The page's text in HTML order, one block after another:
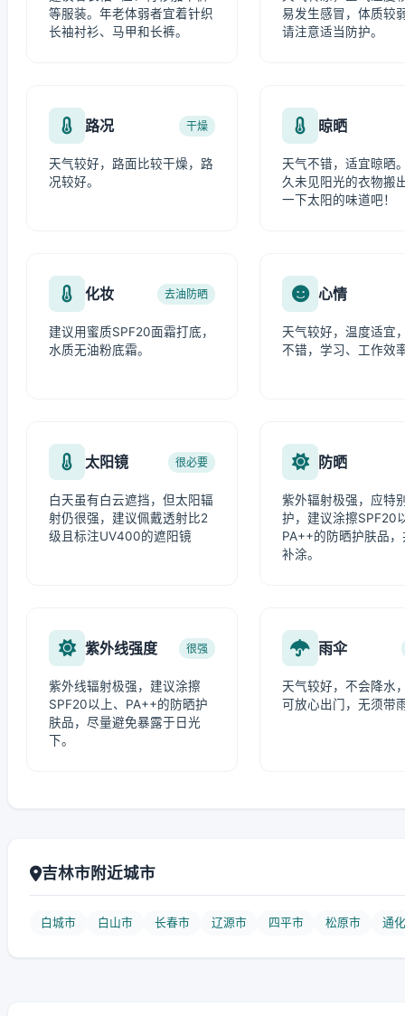
等服装。年老体弱者宜着针织
长袖衬衫、马甲和长裤。
易发生感冒，体质较
请注意适当防护。
路况 干燥
天气较好，路面比较干燥，路
况较好。
晾晒
天气不错，适宜晾晒
久未见阳光的衣物搬
一下太阳的味道吧！
化妆 去油防晒
建议用蜜质SPF20面霜打底，
水质无油粉底霜。
心情
天气较好，温度适宜
不错，学习、工作效
太阳镜 很必要
白天虽有白云遮挡，但太阳辐
射仍很强，建议佩戴透射比2
级且标注UV400的遮阳镜
防晒
紫外辐射极强，应特
护，建议涂擦SPF20
PA++的防晒护肤品
补涂。
紫外线强度 很强
紫外线辐射极强，建议涂擦
SPF20以上、PA++的防晒护
肤品，尽量避免暴露于日光
下。
雨伞
天气较好，不会降水
可放心出门，无须带
吉林市附近城市
白城市 白山市 长春市 辽源市 四平市 松原市 通